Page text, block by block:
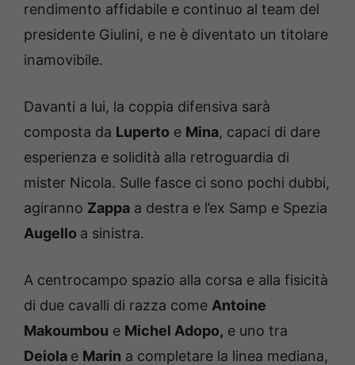
rendimento affidabile e continuo al team del
presidente Giulini, e ne è diventato un titolare
inamovibile.
Davanti a lui, la coppia difensiva sarà
composta da Luperto e Mina, capaci di dare
esperienza e solidità alla retroguardia di
mister Nicola. Sulle fasce ci sono pochi dubbi,
agiranno Zappa a destra e l’ex Samp e Spezia
Augello a sinistra.
A centrocampo spazio alla corsa e alla fisicità
di due cavalli di razza come Antoine
Makoumbou e Michel Adopo, e uno tra
Deiola e Marin a completare la linea mediana,